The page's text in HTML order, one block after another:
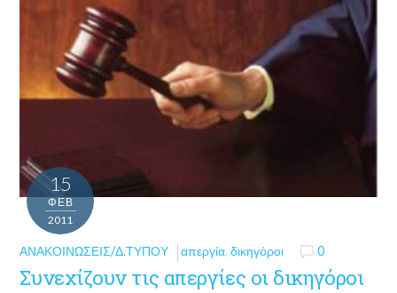
15
ΦΕΒ
2011
ΑΝΑΚΟΙΝΏΣΕΙΣ/Δ.ΤΎΠΟΥ απεργία,δικηγόροι 0
Συνεχίζουν τις απεργίες οι δικηγόροι